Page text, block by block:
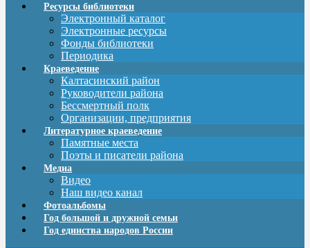
Ресурсы библиотеки
Электронный каталог
Электронные ресурсы
Фонды библиотеки
Периодика
Краеведение
Калтасинский район
Руководители района
Бессмертный полк
Организации, предприятия
Литературное краеведение
Памятные места
Поэты и писатели района
Медиа
Видео
Наш видео канал
Фотоальбомы
Год большой и дружной семьи
Год единства народов России